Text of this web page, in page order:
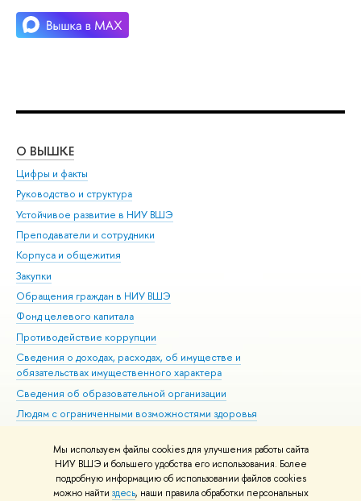
Мы используем файлы cookies для улучшения работы сайта
НИУ ВШЭ и большего удобства его использования. Более
подробную информацию об использовании файлов cookies
можно найти здесь, наши правила обработки персональных
О ВЫШКЕ
Цифры и факты
Руководство и структура
Устойчивое развитие в НИУ ВШЭ
Преподаватели и сотрудники
Корпуса и общежития
Закупки
Обращения граждан в НИУ ВШЭ
Фонд целевого капитала
Противодействие коррупции
Сведения о доходах, расходах, об имуществе и
обязательствах имущественного характера
Сведения об образовательной организации
Людям с ограниченными возможностями здоровья
Работа в Вышке